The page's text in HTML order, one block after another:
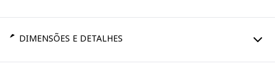
DIMENSÕES E DETALHES